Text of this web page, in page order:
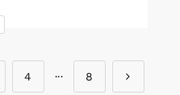
4 ··· 8